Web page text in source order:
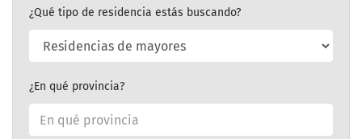
¿Qué tipo de residencia estás buscando?
¿En qué provincia?